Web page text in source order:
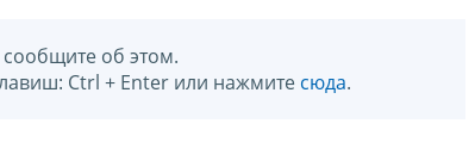
об этом.
Ctrl + Enter или нажмите сюда.